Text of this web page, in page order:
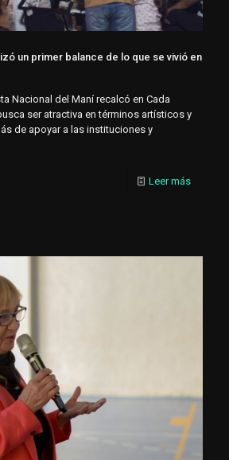
un primer balance de lo que se vivió en
Nacional del Maní recalcó en Cada
ser atractiva en términos artísticos y
de apoyar a las instituciones y
Leer más